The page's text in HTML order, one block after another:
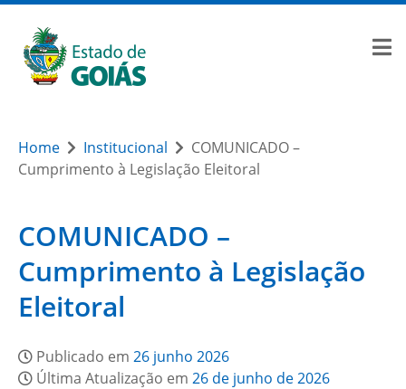
Home Institucional
COMUNICADO –
Cumprimento à Legislação Eleitoral
COMUNICADO –
Cumprimento à Legislação
Eleitoral
Publicado em 26 junho 2026
Última Atualização em 26 de junho de 2026